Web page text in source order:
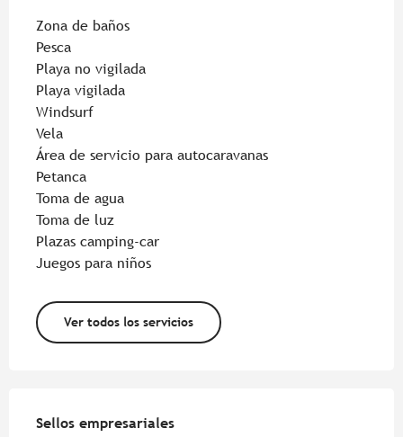
Zona de baños
Pesca
Playa no vigilada
Playa vigilada
Windsurf
Vela
Área de servicio para autocaravanas
Petanca
Toma de agua
Toma de luz
Plazas camping-car
Juegos para niños
Ver todos los servicios
Sellos empresariales
Sellos empresariales